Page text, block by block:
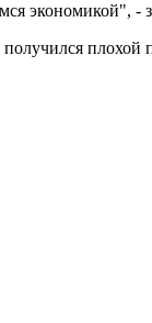
экономикой", -
плохой